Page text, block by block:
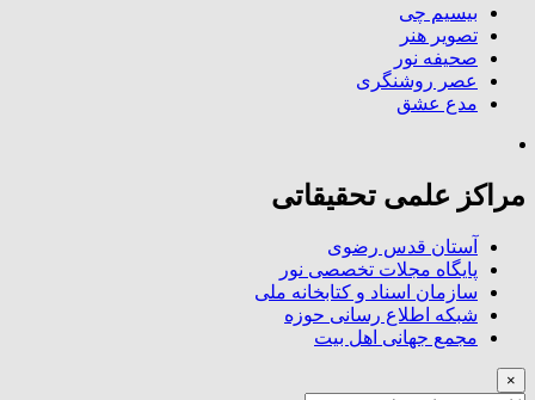
بیسیم چی
تصویر هنر
صحیفه نور
عصر روشنگری
مدع عشق
مراکز علمی تحقیقاتی
آستان قدس رضوی
پایگاه مجلات تخصصی نور
سازمان اسناد و کتابخانه ملی
شبکه اطلاع رسانی حوزه
مجمع جهانی اهل بیت
×